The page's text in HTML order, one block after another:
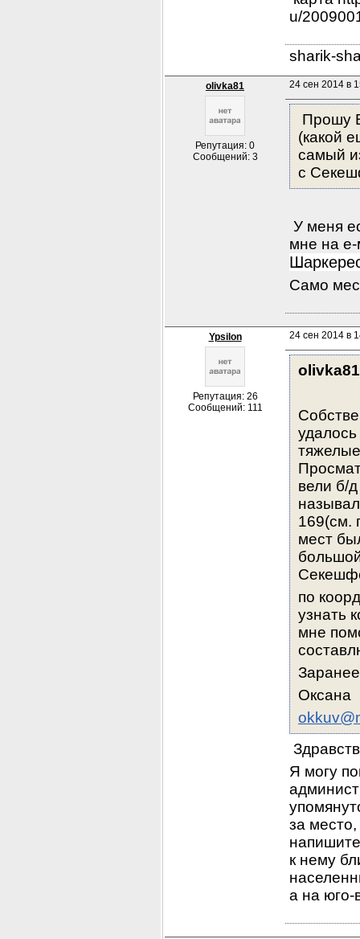
u/
sharik-
olivka81
Репутация: 0
Сообщений: 3
24 сен 2014 в
Прошу
(какой
самый
с
У меня
Само
Ypsilon
Репутация: 26
Сообщений: 111
24 сен 2014 в
olivka81
вели б/
169(см.
мест
по
узнать
мне
Оксана
Я могу
за
к нему
а на юго-